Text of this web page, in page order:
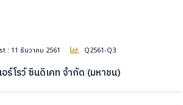
: 11 ธันวาคม 2561 Q2561-Q3
ร์โรว์ ซินดิเคท จำกัด (มหาชน)